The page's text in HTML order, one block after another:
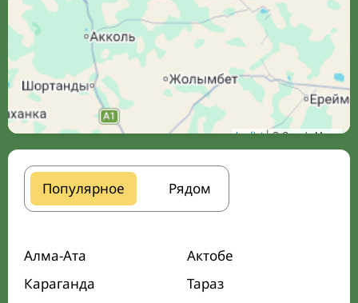
Leaflet| © Google Maps
Популярное Рядом
Алма-Ата
Актобе
Караганда
Тараз